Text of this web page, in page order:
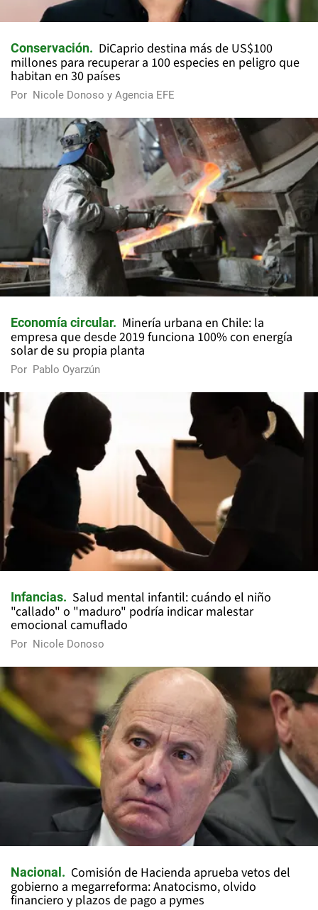
Conservación
DiCaprio destina más de US$100
millones para recuperar a 100 especies en peligro que
habitan en 30 países
Por Nicole Donoso y Agencia EFE
Economía circular
Minería urbana en Chile: la
empresa que desde 2019 funciona 100% con energía
solar de su propia planta
Por Pablo Oyarzún
Infancias
Salud mental infantil: cuándo el niño
"callado" o "maduro" podría indicar malestar
emocional camuflado
Por Nicole Donoso
Nacional
Comisión de Hacienda aprueba vetos del
gobierno a megarreforma: Anatocismo, olvido
financiero y plazos de pago a pymes